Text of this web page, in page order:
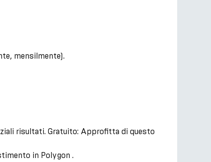
mensilmente).
risultati. Gratuito: Approfitta di questo
in Polygon .